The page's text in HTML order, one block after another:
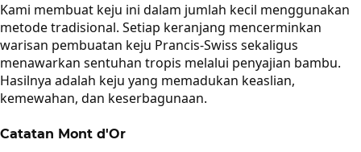
Kami membuat keju ini dalam jumlah kecil menggunakan
metode tradisional. Setiap keranjang mencerminkan
warisan pembuatan keju Prancis-Swiss sekaligus
menawarkan sentuhan tropis melalui penyajian bambu.
Hasilnya adalah keju yang memadukan keaslian,
kemewahan, dan keserbagunaan.
Catatan Mont d'Or